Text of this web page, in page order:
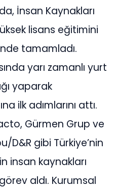
İnsan Kaynakları
lisans eğitimini
tamamladı.
yarı zamanlı yurt
yaparak
ilk adımlarını attı.
Gürmen Grup ve
D&R gibi Türkiye’nin
insan kaynakları
aldı. Kurumsal